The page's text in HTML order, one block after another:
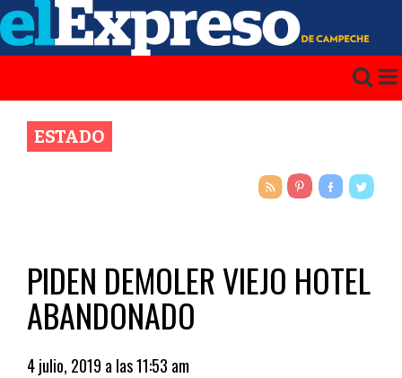
ESTADO
PIDEN DEMOLER VIEJO HOTEL
ABANDONADO
4 julio, 2019 a las 11:53 am